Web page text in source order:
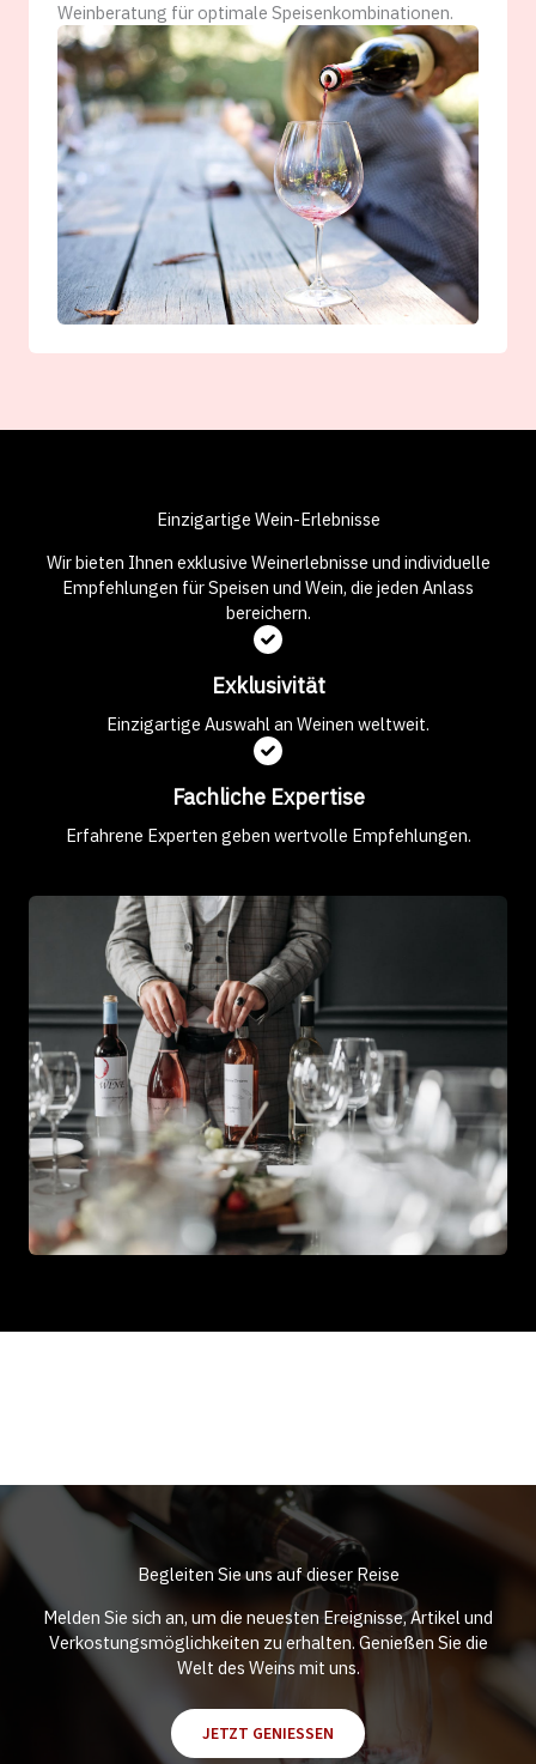
Weinberatung für optimale Speisenkombinationen.
Einzigartige Wein-Erlebnisse
Wir bieten Ihnen exklusive Weinerlebnisse und individuelle
Empfehlungen für Speisen und Wein, die jeden Anlass
bereichern.
Exklusivität
Einzigartige Auswahl an Weinen weltweit.
Fachliche Expertise
Erfahrene Experten geben wertvolle Empfehlungen.
Begleiten Sie uns auf dieser Reise
Melden Sie sich an, um die neuesten Ereignisse, Artikel und
Verkostungsmöglichkeiten zu erhalten. Genießen Sie die
Welt des Weins mit uns.
JETZT GENIESSEN